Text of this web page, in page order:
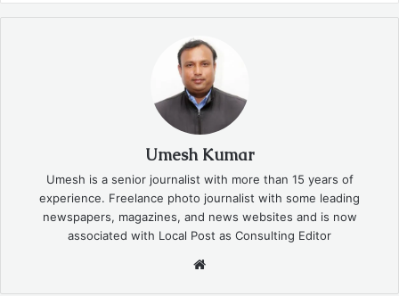
Umesh Kumar
Umesh is a senior journalist with more than 15 years of
experience. Freelance photo journalist with some leading
newspapers, magazines, and news websites and is now
associated with Local Post as Consulting Editor